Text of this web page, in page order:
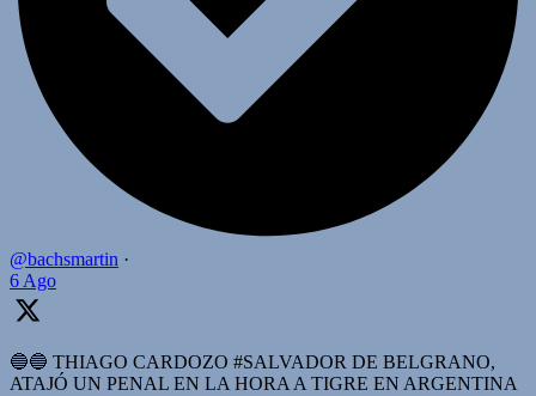
@bachsmartin ·
6 Ago
🔵🔵 THIAGO CARDOZO #SALVADOR DE BELGRANO,
ATAJÓ UN PENAL EN LA HORA A TIGRE EN ARGENTINA